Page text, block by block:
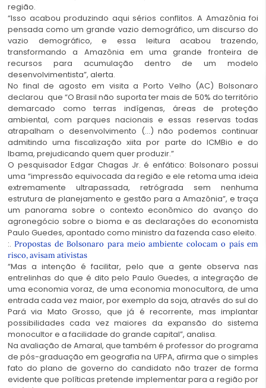
região.
“Isso acabou produzindo aqui sérios conflitos. A Amazônia foi
pensada como um grande vazio demográfico, um discurso do
vazio demográfico, e essa leitura acabou trazendo,
transformando a Amazônia em uma grande fronteira de
recursos para acumulação dentro de um modelo
desenvolvimentista”, alerta.
No final de agosto em visita a Porto Velho (AC) Bolsonaro
declarou que “O Brasil não suporta ter mais de 50% do território
demarcado como terras indígenas, áreas de proteção
ambiental, com parques nacionais e essas reservas todas
atrapalham o desenvolvimento (…) não podemos continuar
admitindo uma fiscalização xiita por parte do ICMBio e do
Ibama, prejudicando quem quer produzir.”
O pesquisador Edgar Chagas Jr. é enfático: Bolsonaro possui
uma “impressão equivocada da região e ele retoma uma ideia
extremamente ultrapassada, retrógrada sem nenhuma
estrutura de planejamento e gestão para a Amazônia”, e traça
um panorama sobre o contexto econômico do avanço do
agronegócio sobre o bioma e as declarações do economista
Paulo Guedes, apontado como ministro da fazenda caso eleito.
:.Propostas de Bolsonaro para meio ambiente colocam o país em
risco, avisam ativistas
“Mas a intenção é facilitar, pelo que a gente observa nas
entrelinhas do que é dito pelo Paulo Guedes, a integração de
uma economia voraz, de uma economia monocultora, de uma
entrada cada vez maior, por exemplo da soja, através do sul do
Pará via Mato Grosso, que já é recorrente, mas implantar
possibilidades cada vez maiores da expansão do sistema
monocultor e a facilidade do grande capital”, analisa.
Na avaliação de Amaral, que também é professor do programa
de pós-graduação em geografia na UFPA, afirma que o simples
fato do plano de governo do candidato não trazer de forma
evidente que políticas pretende implementar para a região por